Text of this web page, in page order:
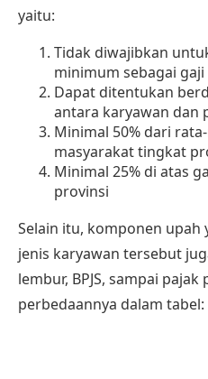
yaitu:
Tidak diwajibkan
minimum sebagai
Dapat ditentukan
antara karyawan dan
Minimal 50% dari
masyarakat tingkat
Minimal 25% di atas
provinsi
Selain itu, komponen upah
jenis karyawan tersebut
lembur, BPJS, sampai
perbedaannya dalam tabel: